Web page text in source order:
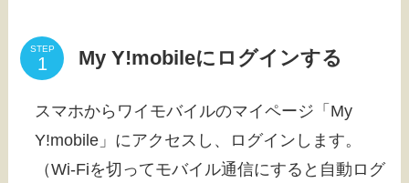
STEP My Y!mobileにログインする
スマホからワイモバイルのマイページ「My
Y!mobile」にアクセスし、ログインします。
（Wi-Fiを切ってモバイル通信にすると自動ログ